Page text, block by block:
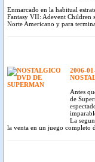
Enmarcado en la habitual
Fantasy VII: Adevent Children
Norte Americano y para
2006-
Antes
de
La
la venta en un juego completo